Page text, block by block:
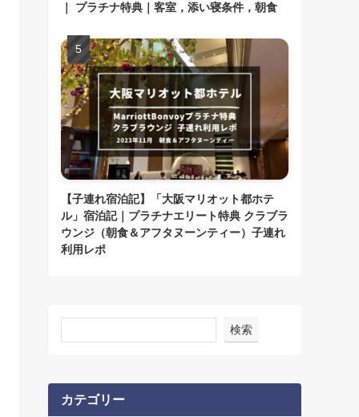
｜ プラチナ特典｜客室，添い寝条件，朝食
【子連れ宿泊記】「大阪マリオット都ホテ
ル」宿泊記｜プラチナエリート特典 クラブラ
ウンジ（朝食＆アフタヌーンティー）子連れ
利用レポ
検索
カテゴリー